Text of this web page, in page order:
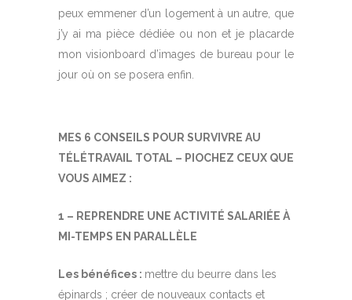
peux emmener d’un logement à un autre, que
j’y ai ma pièce dédiée ou non et je placarde
mon visionboard d’images de bureau pour le
jour où on se posera enfin.
MES 6 CONSEILS POUR SURVIVRE AU
TÉLÉTRAVAIL TOTAL – PIOCHEZ CEUX QUE
VOUS AIMEZ :
1 – REPRENDRE UNE ACTIVITÉ SALARIÉE À
MI-TEMPS EN PARALLÈLE
Les bénéfices : mettre du beurre dans les
épinards ; créer de nouveaux contacts et